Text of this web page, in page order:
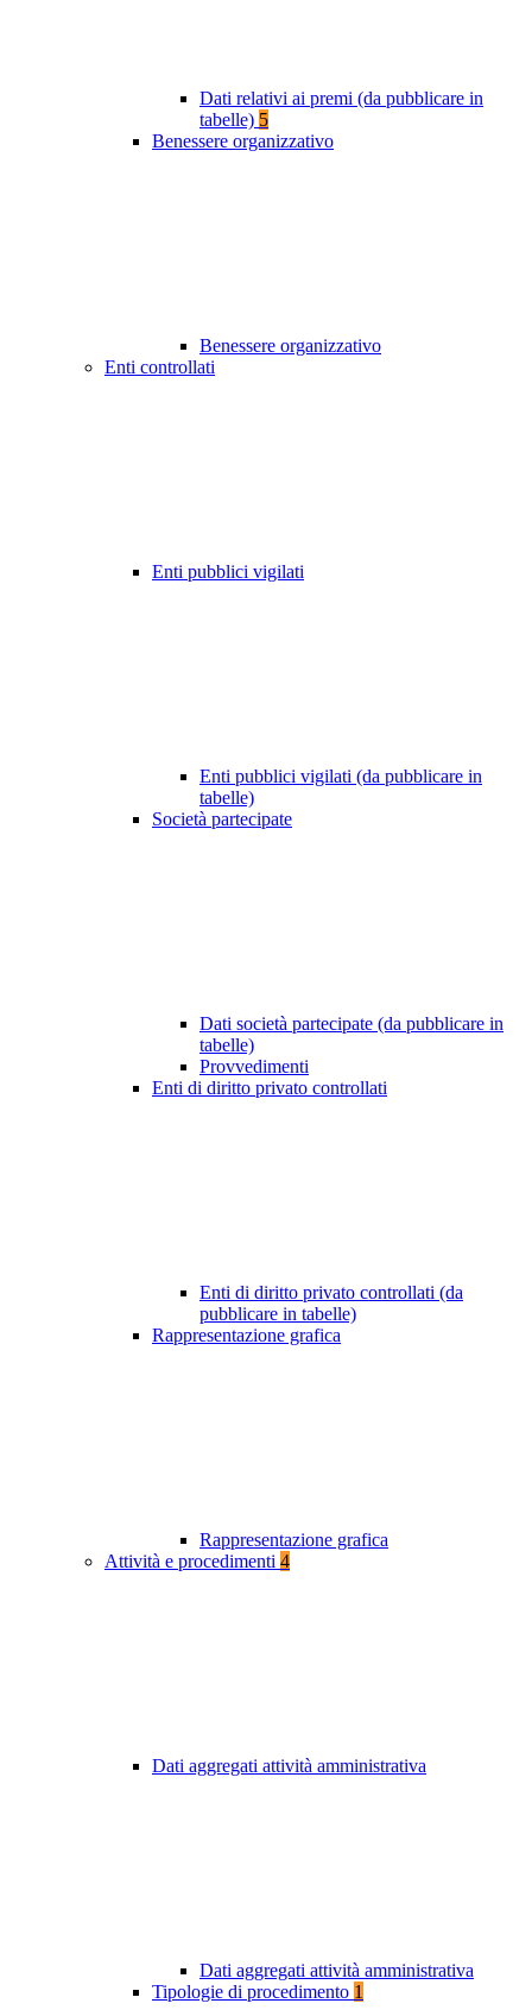
Dati relativi ai premi (da pubblicare in
tabelle) 5
Benessere organizzativo
Benessere organizzativo
Enti controllati
Enti pubblici vigilati
Enti pubblici vigilati (da pubblicare in
tabelle)
Società partecipate
Dati società partecipate (da pubblicare in
tabelle)
Provvedimenti
Enti di diritto privato controllati
Enti di diritto privato controllati (da
pubblicare in tabelle)
Rappresentazione grafica
Rappresentazione grafica
Attività e procedimenti 4
Dati aggregati attività amministrativa
Dati aggregati attività amministrativa
Tipologie di procedimento 1